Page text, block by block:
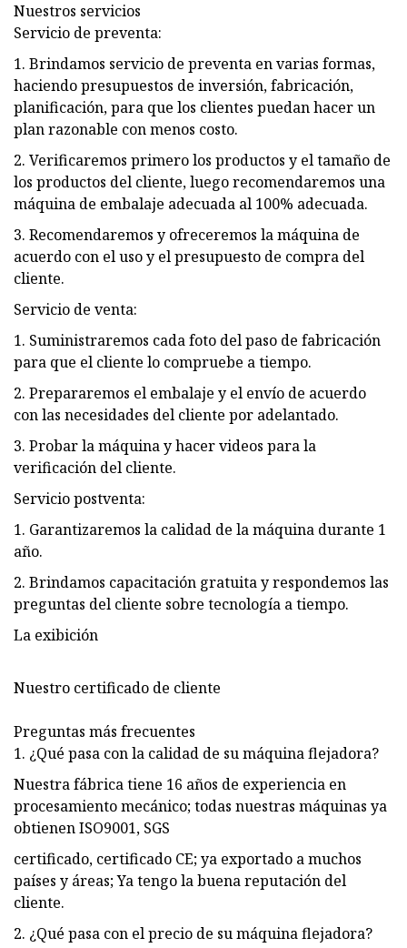
Nuestros servicios
Servicio de preventa:
1. Brindamos servicio de preventa en varias formas,
haciendo presupuestos de inversión, fabricación,
planificación, para que los clientes puedan hacer un
plan razonable con menos costo.
2. Verificaremos primero los productos y el tamaño de
los productos del cliente, luego recomendaremos una
máquina de embalaje adecuada al 100% adecuada.
3. Recomendaremos y ofreceremos la máquina de
acuerdo con el uso y el presupuesto de compra del
cliente.
Servicio de venta:
1. Suministraremos cada foto del paso de fabricación
para que el cliente lo compruebe a tiempo.
2. Prepararemos el embalaje y el envío de acuerdo
con las necesidades del cliente por adelantado.
3. Probar la máquina y hacer videos para la
verificación del cliente.
Servicio postventa:
1. Garantizaremos la calidad de la máquina durante 1
año.
2. Brindamos capacitación gratuita y respondemos las
preguntas del cliente sobre tecnología a tiempo.
La exibición
Nuestro certificado de cliente
Preguntas más frecuentes
1. ¿Qué pasa con la calidad de su máquina flejadora?
Nuestra fábrica tiene 16 años de experiencia en
procesamiento mecánico; todas nuestras máquinas ya
obtienen ISO9001, SGS
certificado, certificado CE; ya exportado a muchos
países y áreas; Ya tengo la buena reputación del
cliente.
2. ¿Qué pasa con el precio de su máquina flejadora?